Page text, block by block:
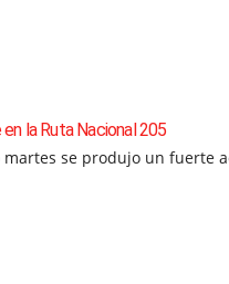
la Ruta Nacional 205
martes se produjo un fuerte